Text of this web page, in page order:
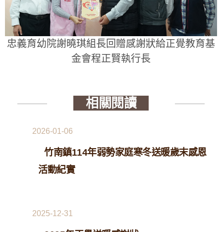
忠義育幼院謝曉琪組長回贈感謝狀給正覺教育基
金會程正賢執行長
相關閱讀
2026-01-06
竹南鎮114年弱勢家庭寒冬送暖歲末感恩
活動紀實
2025-12-31